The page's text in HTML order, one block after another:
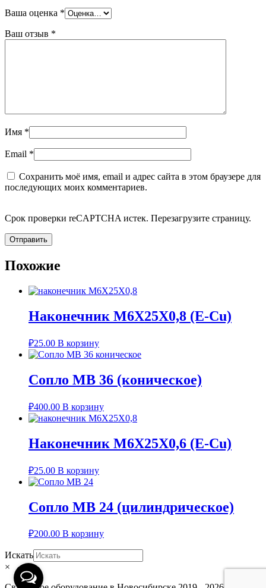
Ваша оценка *
Ваш отзыв *
Имя *
Email *
Сохранить моё имя, email и адрес сайта в этом браузере для
последующих моих комментариев.
Срок проверки reCAPTCHA истек. Перезагрузите страницу.
Похожие
Наконечник M6X25X0,8 (E-Cu)
₽25.00 В корзину
Сопло MB 36 (коническое)
₽400.00 В корзину
Наконечник M6X25X0,6 (E-Cu)
₽25.00 В корзину
Сопло MB 24 (цилиндрическое)
₽200.00 В корзину
Искать
×